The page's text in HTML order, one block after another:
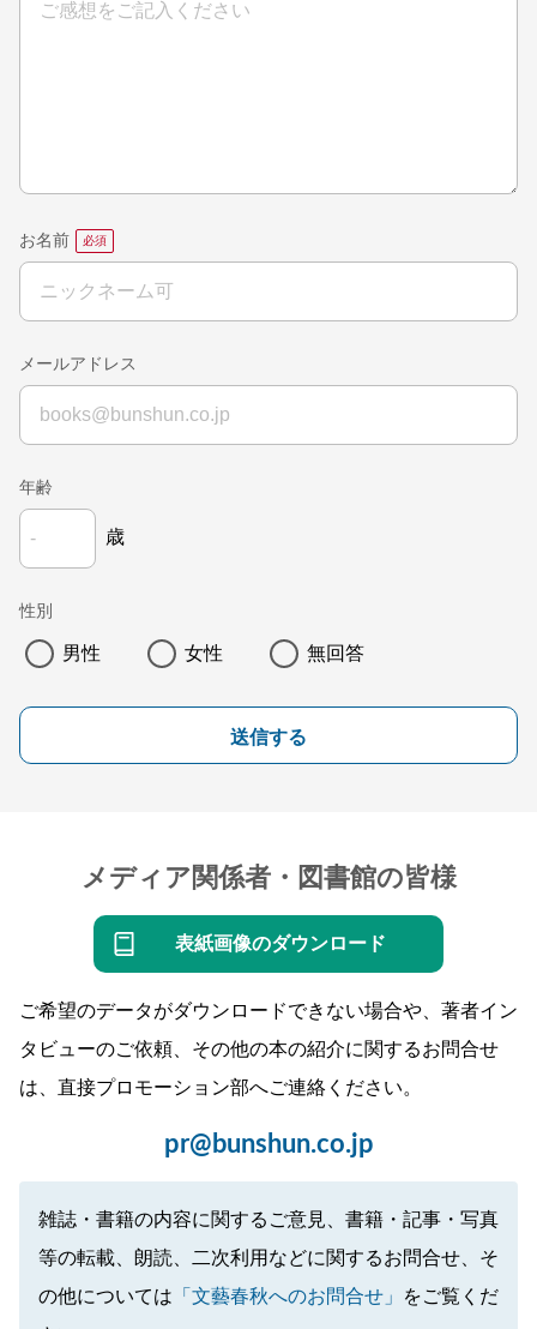
お名前
メールアドレス
年齢
歳
性別
男性 女性 無回答
送信する
メディア関係者・図書館の皆様
表紙画像のダウンロード
ご希望のデータがダウンロードできない場合や、著者イン
タビューのご依頼、その他の本の紹介に関するお問合せ
は、直接プロモーション部へご連絡ください。
pr@bunshun.co.jp
雑誌・書籍の内容に関するご意見、書籍・記事・写真
等の転載、朗読、二次利用などに関するお問合せ、そ
の他については 「文藝春秋へのお問合せ」
をご覧くだ